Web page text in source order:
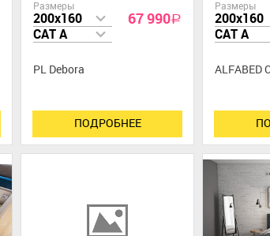
Размеры
200x160
CAT A
67 990a
PL Debora
ПОДРОБНЕЕ
Размеры
200x160
CAT A
ALFABED